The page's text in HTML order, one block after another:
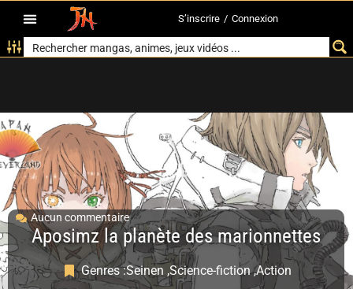
S’inscrire / Connexion
Aucun commentaire
Aposimz la planète des marionnettes
Genres :Seinen ,Science-fiction ,Action